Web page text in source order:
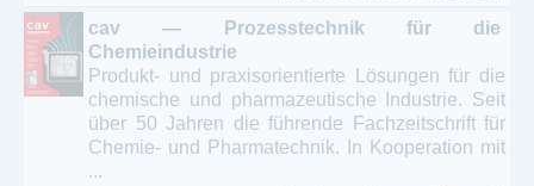
cav — Prozesstechnik für die
Chemieindustrie
Produkt- und praxisorientierte Lösungen für die
chemische und pharmazeutische Industrie. Seit
über 50 Jahren die führende Fachzeitschrift für
Chemie- und Pharmatechnik. In Kooperation mit
...